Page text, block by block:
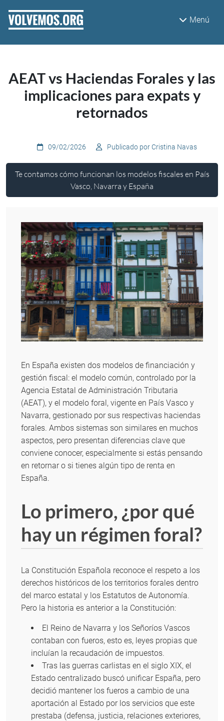
Menú
AEAT vs Haciendas Forales y las
implicaciones para expats y
retornados
09/02/2026 Publicado por Cristina Navas
Te contamos cómo funcionan los modelos fiscales en País
Vasco, Navarra y España
En España existen dos modelos de financiación y
gestión fiscal: el modelo común, controlado por la
Agencia Estatal de Administración Tributaria
(AEAT), y el modelo foral, vigente en País Vasco y
Navarra, gestionado por sus respectivas haciendas
forales. Ambos sistemas son similares en muchos
aspectos, pero presentan diferencias clave que
conviene conocer, especialmente si estás pensando
en retornar o si tienes algún tipo de renta en
España.
Lo primero, ¿por qué
hay un régimen foral?
La Constitución Española reconoce el respeto a los
derechos históricos de los territorios forales dentro
del marco estatal y los Estatutos de Autonomía.
Pero la historia es anterior a la Constitución:
El Reino de Navarra y los Señoríos Vascos
contaban con fueros, esto es, leyes propias que
incluían la recaudación de impuestos.
Tras las guerras carlistas en el siglo XIX, el
Estado centralizado buscó unificar España, pero
decidió mantener los fueros a cambio de una
aportación al Estado por los servicios que este
prestaba (defensa, justicia, relaciones exteriores,